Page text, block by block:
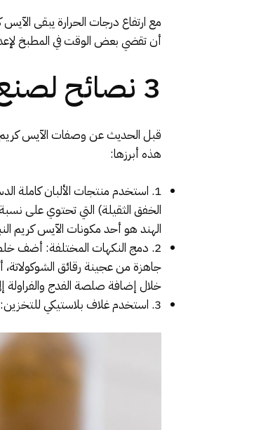
مع ارتفاع درجات الحرارة يبقى
أن تقضي بعض الوقت في المطبخ
3 نصائح لصنع الآيس كريم في المنزل
قبل الحديث عن وصفات الآيس كريم
هذه أبرزها:
1. استخدم منتجات الألبان كاملة
الخفق الثقيلة) التي تحتوي على
الهند هو أحد مكونات الآيس كريم
2. دمج النكهات المختلفة: أضف
جاهزة من عجينة رقائق الشوكولاتة،
خلال إضافة صلصة الفدج والفراولة
3. استخدم غلاف بلاستيكي للتخزين: لمنع تكوين بلورات الثلج على سطح الآيس كريم، ضع ورقة من البلاستيك على سطحه قبل تخزينه في المجمد.